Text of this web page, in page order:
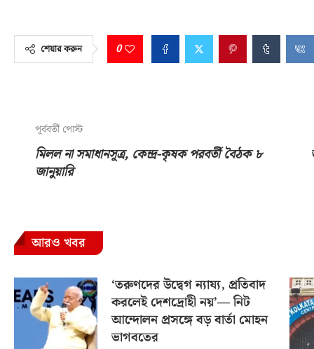
শেয়ার করুন 0
পূর্ববর্তী পোস্ট
মিলল না সমাধানসূত্র, কেন্দ্র-কৃষক পরবর্তী বৈঠক ৮
জানুয়ারি
আরও খবর
‘তরুণদের উদ্বেগ ন্যায্য, প্রতিবাদ
করলেই দেশদ্রোহী নয়’— নিট
আন্দোলন প্রসঙ্গে বড় বার্তা মোহন
ভাগবতের